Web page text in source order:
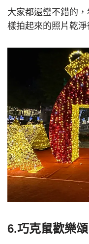
大家都還蠻不錯的
樣拍起來的照片乾淨
6.巧克鼠歡樂